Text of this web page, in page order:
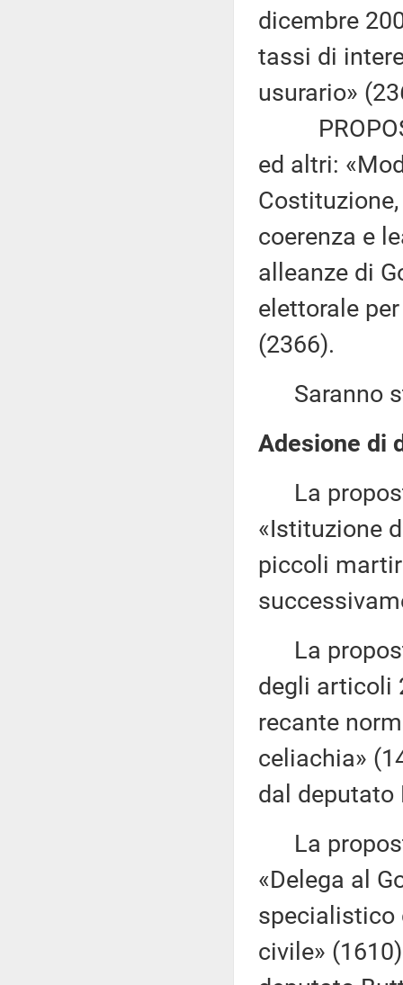
dicembre
tassi di
usurario»
ed altri:
coerenza e
alleanze di
elettorale
(2366).
Saranno
Adesione di
La
«Istituzione
piccoli
La
degli articoli
recante
celiachia»
dal deputato
La
«Delega al
specialistico
civile»